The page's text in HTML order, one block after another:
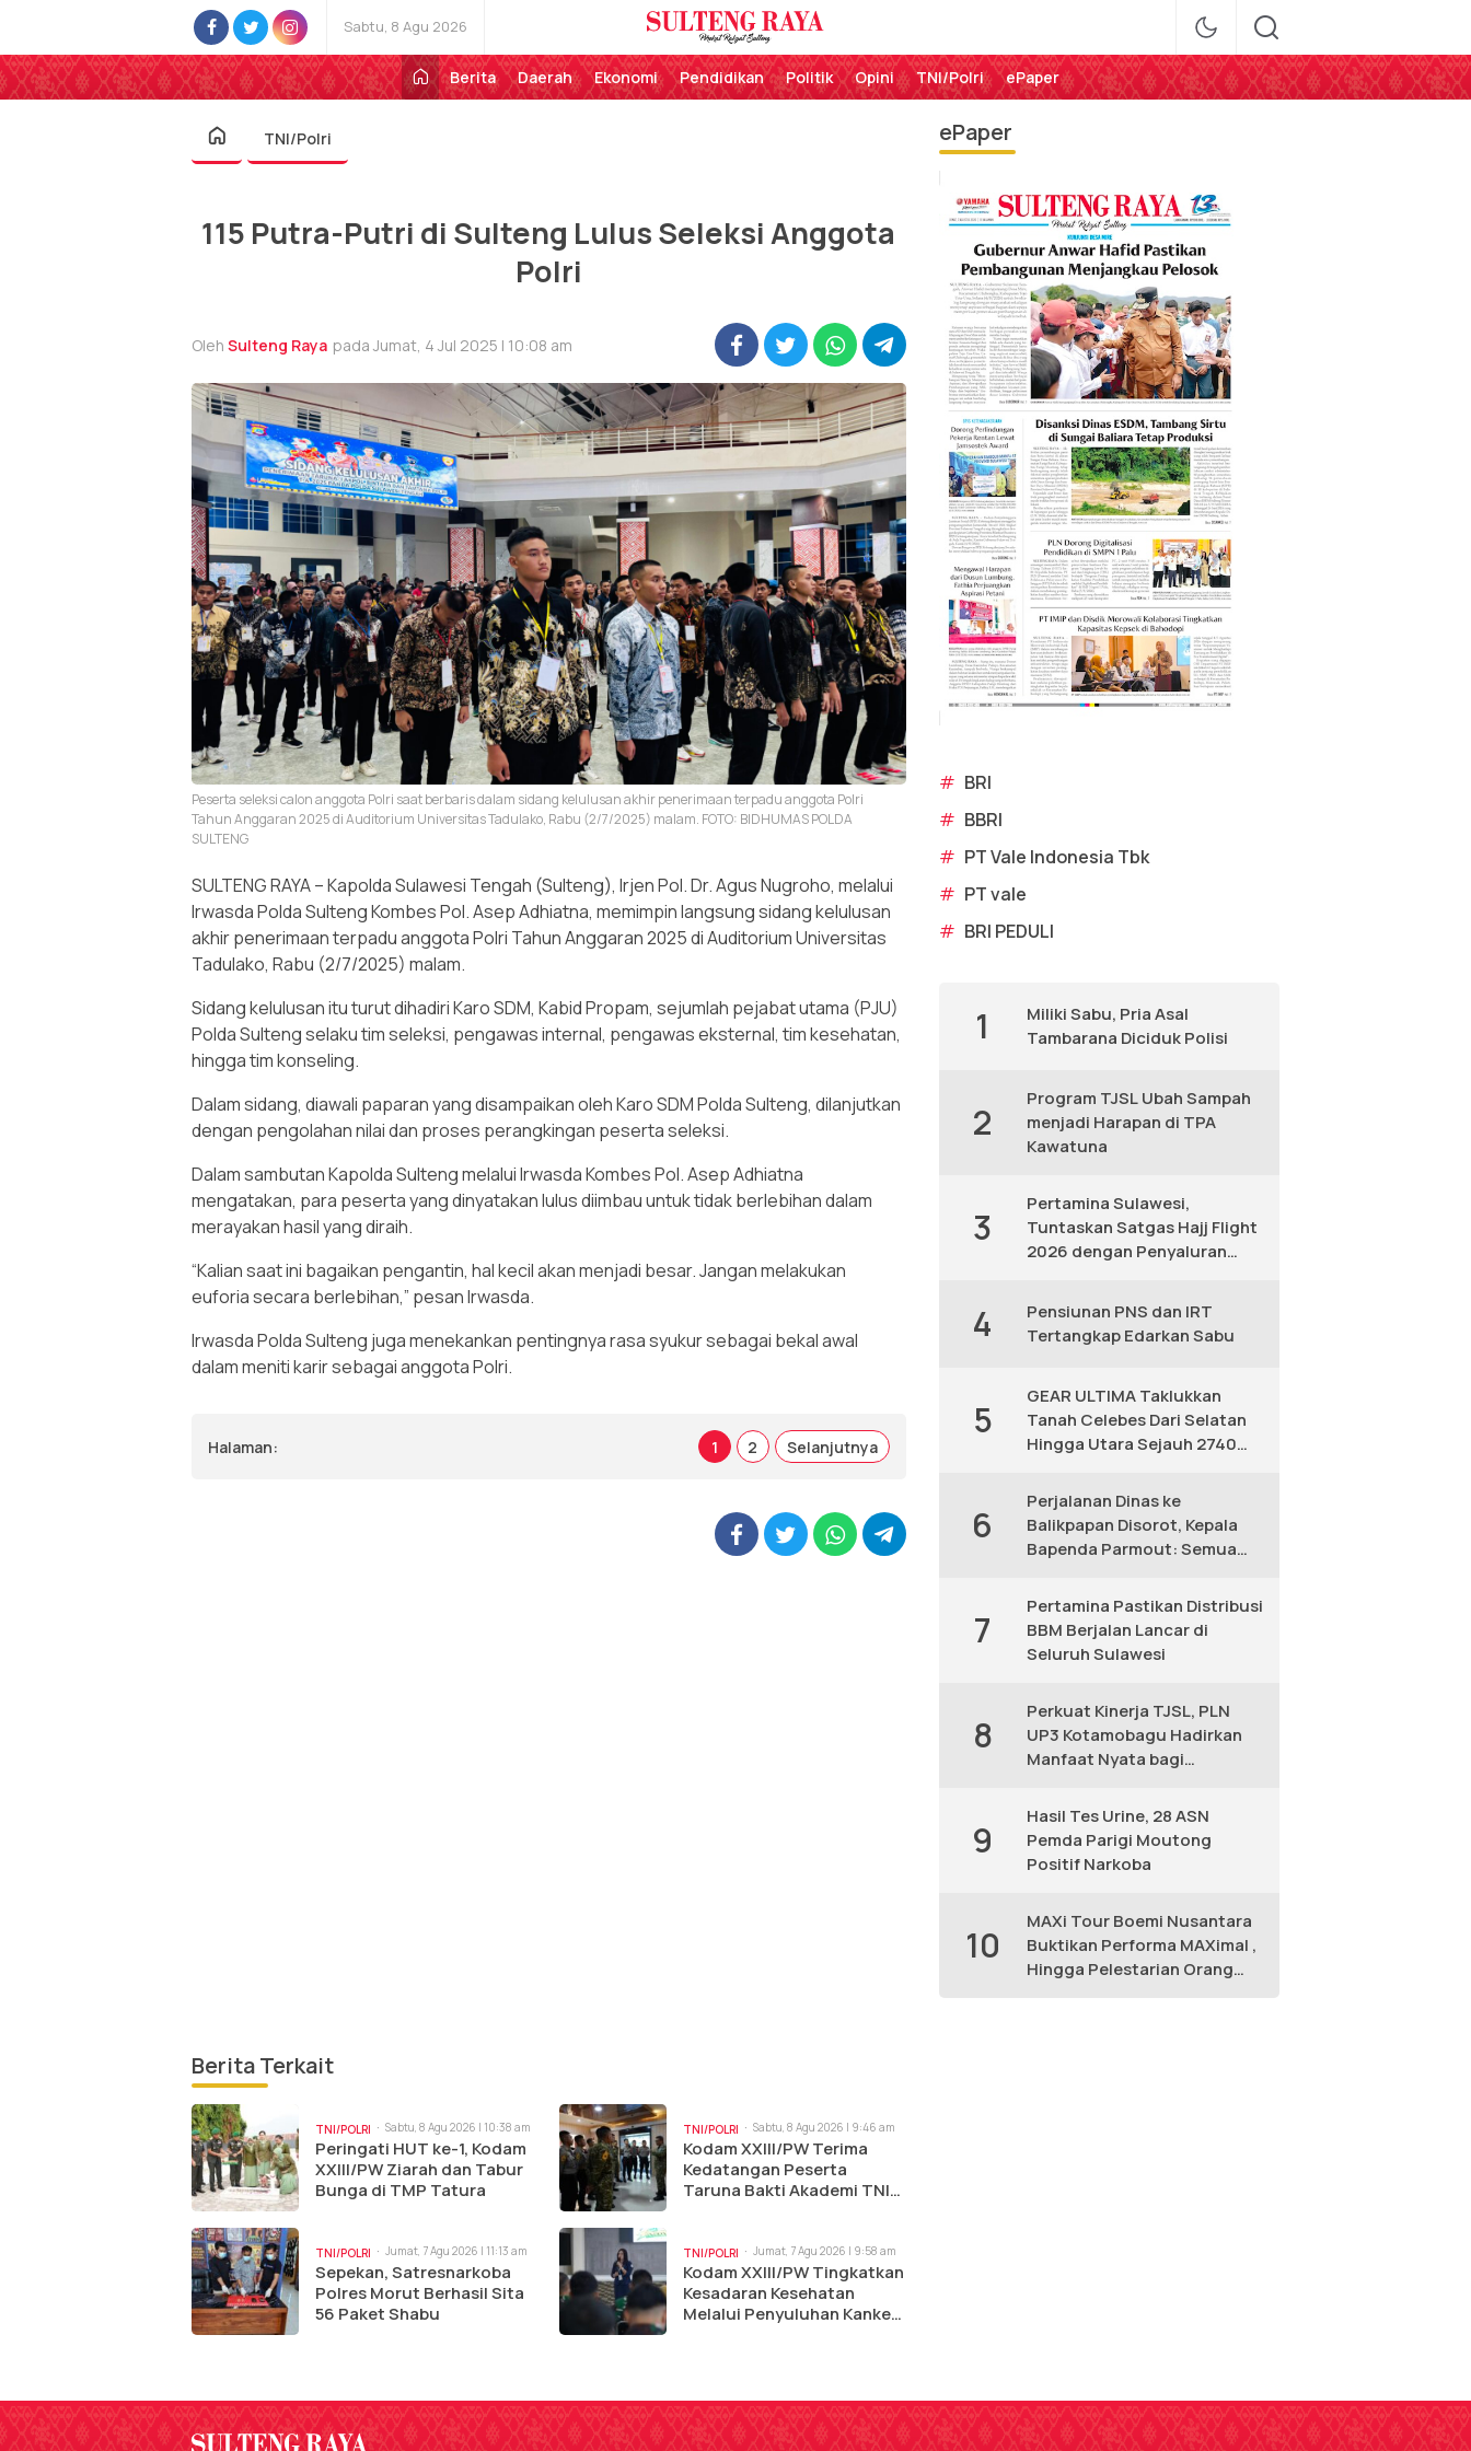
Sabtu, 8 Agu 2026
Sulteng Raya
Perekat Rakyat Sulteng
Berita
Daerah Ekonomi Pendidikan Politik Opini TNI/Polri ePaper
TNI/Polri
115 Putra-Putri di Sulteng Lulus Seleksi Anggota
Polri
Oleh Sulteng Raya pada Jumat, 4 Jul 2025 | 10:08 am
Peserta seleksi calon anggota Polri saat berbaris dalam sidang kelulusan akhir penerimaan terpadu anggota Polri
Tahun Anggaran 2025 di Auditorium Universitas Tadulako, Rabu (2/7/2025) malam. FOTO: BIDHUMAS POLDA
SULTENG
SULTENG RAYA – Kapolda Sulawesi Tengah (Sulteng), Irjen Pol. Dr. Agus Nugroho, melalui
Irwasda Polda Sulteng Kombes Pol. Asep Adhiatna, memimpin langsung sidang kelulusan
akhir penerimaan terpadu anggota Polri Tahun Anggaran 2025 di Auditorium Universitas
Tadulako, Rabu (2/7/2025) malam.
Sidang kelulusan itu turut dihadiri Karo SDM, Kabid Propam, sejumlah pejabat utama (PJU)
Polda Sulteng selaku tim seleksi, pengawas internal, pengawas eksternal, tim kesehatan,
hingga tim konseling.
Dalam sidang, diawali paparan yang disampaikan oleh Karo SDM Polda Sulteng, dilanjutkan
dengan pengolahan nilai dan proses perangkingan peserta seleksi.
Dalam sambutan Kapolda Sulteng melalui Irwasda Kombes Pol. Asep Adhiatna
mengatakan, para peserta yang dinyatakan lulus diimbau untuk tidak berlebihan dalam
merayakan hasil yang diraih.
“Kalian saat ini bagaikan pengantin, hal kecil akan menjadi besar. Jangan melakukan
euforia secara berlebihan,” pesan Irwasda.
Irwasda Polda Sulteng juga menekankan pentingnya rasa syukur sebagai bekal awal
dalam meniti karir sebagai anggota Polri.
Halaman: 1 2 Selanjutnya
Berita Terkait
TNI/POLRI Sabtu, 8 Agu 2026 | 10:38 am
Peringati HUT ke-1, Kodam
XXIII/PW Ziarah dan Tabur
Bunga di TMP Tatura
TNI/POLRI Sabtu, 8 Agu 2026 | 9:46 am
Kodam XXIII/PW Terima
Kedatangan Peserta
Taruna Bakti Akademi TNI
TNI/POLRI Jumat, 7 Agu 2026 | 11:13 am
Sepekan, Satresnarkoba
Polres Morut Berhasil Sita
56 Paket Shabu
TNI/POLRI Jumat, 7 Agu 2026 | 9:58 am
Kodam XXIII/PW Tingkatkan
Kesadaran Kesehatan
Melalui Penyuluhan Kanker
ePaper
# BRI
# BBRI
# PT Vale Indonesia Tbk
# PT vale
# BRI PEDULI
1
Miliki Sabu, Pria Asal
Tambarana Diciduk Polisi
2
Program TJSL Ubah Sampah
menjadi Harapan di TPA
Kawatuna
3
Pertamina Sulawesi,
Tuntaskan Satgas Hajj Flight
2026 dengan Penyaluran
4
Pensiunan PNS dan IRT
Tertangkap Edarkan Sabu
5
GEAR ULTIMA Taklukkan
Tanah Celebes Dari Selatan
Hingga Utara Sejauh 2740
6
Perjalanan Dinas ke
Balikpapan Disorot, Kepala
Bapenda Parmout: Semua
7
Pertamina Pastikan Distribusi
BBM Berjalan Lancar di
Seluruh Sulawesi
8
Perkuat Kinerja TJSL, PLN
UP3 Kotamobagu Hadirkan
Manfaat Nyata bagi
9
Hasil Tes Urine, 28 ASN
Pemda Parigi Moutong
Positif Narkoba
10
MAXi Tour Boemi Nusantara
Buktikan Performa MAXimal ,
Hingga Pelestarian Orang